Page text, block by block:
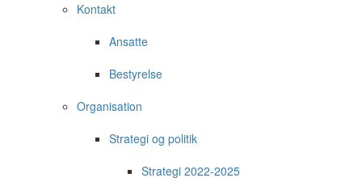
Kontakt
Ansatte
Bestyrelse
Organisation
Strategi og politik
Strategi 2022-2025